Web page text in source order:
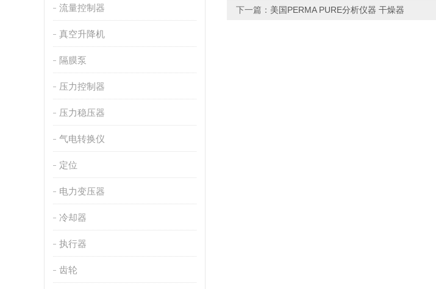
流量控制器
真空升降机
隔膜泵
压力控制器
压力稳压器
气电转换仪
定位
电力变压器
冷却器
执行器
齿轮
下一篇： 美国PERMA PURE分析仪器 干燥器